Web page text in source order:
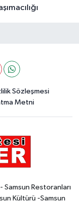
Sözleşmesi
Metni
Restoranları
Kültürü -Samsun